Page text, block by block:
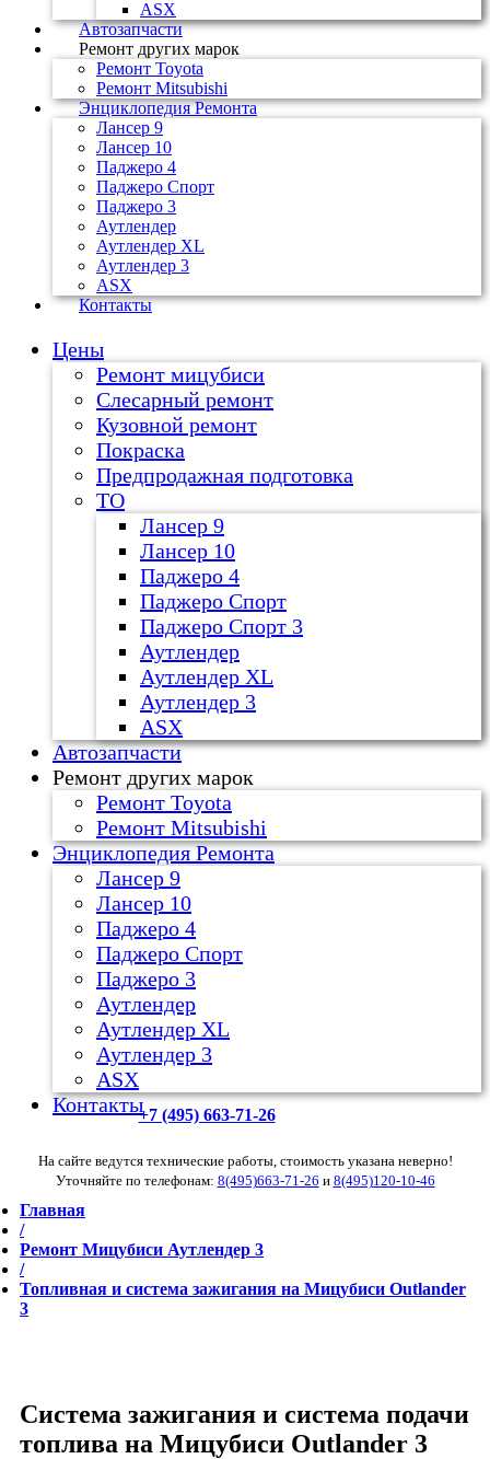
ASX
Автозапчасти
Ремонт других марок
Ремонт Toyota
Ремонт Mitsubishi
Энциклопедия Ремонта
Лансер 9
Лансер 10
Паджеро 4
Паджеро Спорт
Паджеро 3
Аутлендер
Аутлендер ХL
Аутлендер 3
ASX
Контакты
Цены
Ремонт мицубиси
Слесарный ремонт
Кузовной ремонт
Покраска
Предпродажная подготовка
ТО
Лансер 9
Лансер 10
Паджеро 4
Паджеро Спорт
Паджеро Спорт 3
Аутлендер
Аутлендер ХL
Аутлендер 3
ASX
Автозапчасти
Ремонт других марок
Ремонт Toyota
Ремонт Mitsubishi
Энциклопедия Ремонта
Лансер 9
Лансер 10
Паджеро 4
Паджеро Спорт
Паджеро 3
Аутлендер
Аутлендер ХL
Аутлендер 3
ASX
Контакты+7 (495) 663-71-26
На сайте ведутся технические работы, стоимость указана неверно!
Уточняйте по телефонам: 8(495)663-71-26 и 8(495)120-10-46
Главная
/
Ремонт Мицубиси Аутлендер 3
/
Топливная и система зажигания на Мицубиси Outlander
3
Система зажигания и система подачи
топлива на Мицубиси Outlander 3